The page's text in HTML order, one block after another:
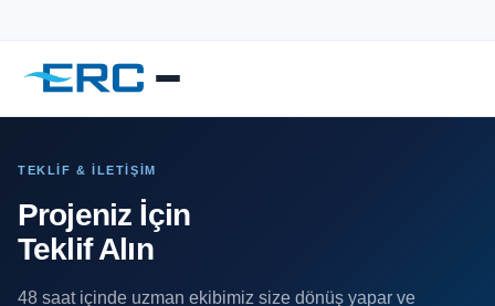
TEKLIF & İLETIŞIM
Projeniz İçin
Teklif Alın
48 saat içinde uzman ekibimiz size dönüş yapar ve